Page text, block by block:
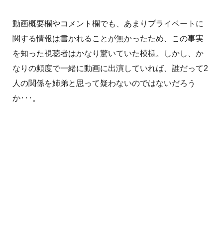
動画概要欄やコメント欄でも、あまりプライベートに
関する情報は書かれることが無かったため、この事実
を知った視聴者はかなり驚いていた模様。しかし、か
なりの頻度で一緒に動画に出演していれば、誰だって2
人の関係を姉弟と思って疑わないのではないだろう
か･･･。